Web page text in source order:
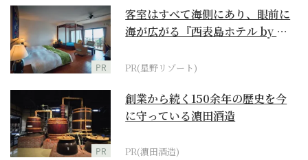
PR
客室はすべて海側にあり、眼前に
海が広がる『西表島ホテル by 星
PR(星野リゾート)
PR
創業から続く150余年の歴史を今
に守っている濵田酒造
PR(濵田酒造)